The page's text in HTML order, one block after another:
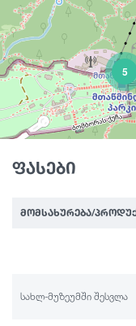
5
ფასები
ᲛᲝᲛᲡᲐᲮᲣᲠᲔᲑᲐ/
სახლ-მუზეუმში შესვლა